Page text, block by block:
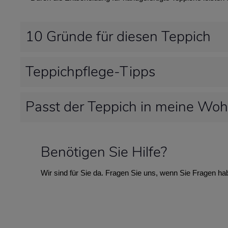
10 Gründe für diesen Teppich
Teppichpflege-Tipps
Passt der Teppich in meine
Benötigen Sie Hilfe?
Wir sind für Sie da. Fragen Sie uns, wenn Sie Fragen